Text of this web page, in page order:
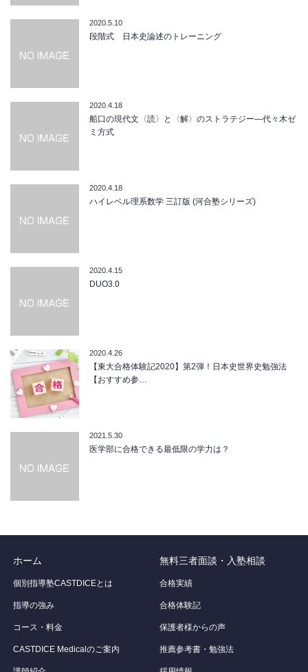
2020.5.10
段階式 日本史論述のトレーニング
2020.4.18
船口の現代文〈読〉と〈解〉のストラテジー―代々木ゼ
ミ方式
2020.4.18
ハイレベル理系数学 三訂版 (河合塾シリーズ)
2020.4.15
DUO3.0
2020.4.26
【東大合格体験記2020】第2弾！日本史世界史勉強法
【おすすめ参…
2021.5.30
医学部に合格できる最低限の学力は？
ホーム
個別指導塾CASTDICEとは
指導の強み
コース・料金
CASTDICE Medicalのご案内
無料三者面談・入塾相談
合格実績
合格体験記
保護者様からの声
推薦参考書・勉強法